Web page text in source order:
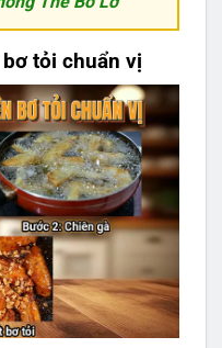
tỏi chuẩn vị